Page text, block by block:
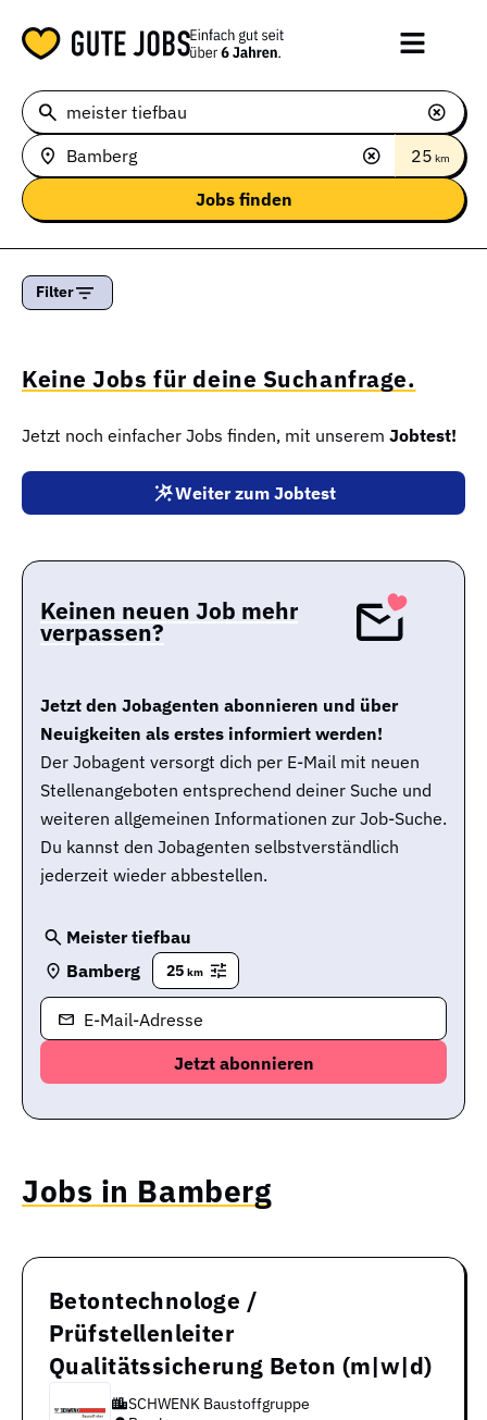
25 km
Filter
Keine Jobs für deine Suchanfrage.
Jetzt noch einfacher Jobs finden, mit unserem Jobtest!
Weiter zum Jobtest
Keinen neuen Job mehr
verpassen?
Jetzt den Jobagenten abonnieren und über
Neuigkeiten als erstes informiert werden!
Der Jobagent versorgt dich per E-Mail mit neuen
Stellenangeboten entsprechend deiner Suche und
weiteren allgemeinen Informationen zur Job-Suche.
Du kannst den Jobagenten selbstverständlich
jederzeit wieder abbestellen.
Meister tiefbau
Bamberg
25 km
E-Mail-Adresse
Jobs in Bamberg
Betontechnologe /
Prüfstellenleiter
Qualitätssicherung Beton (m|w|d)
SCHWENK Baustoffgruppe